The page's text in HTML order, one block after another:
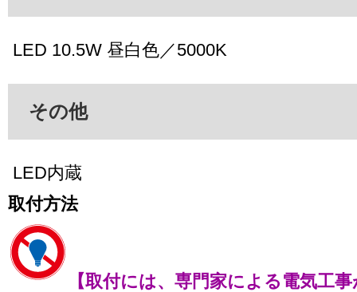
LED 10.5W 昼白色／5000K
その他
LED内蔵
取付方法
【取付には、専門家による電気工